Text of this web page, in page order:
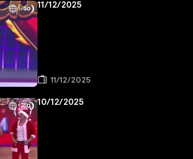
11/12/2025
11/12/2025
10/12/2025